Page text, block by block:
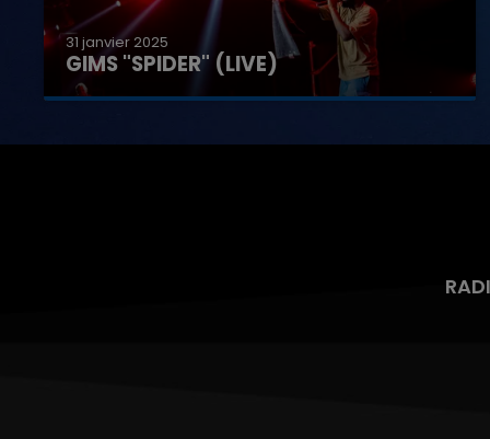
31 janvier 2025
GIMS "SPIDER" (LIVE)